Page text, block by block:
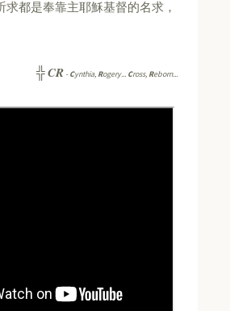
求都是奉靠主耶穌基督的名求，
╬CR -Cynthia, Rogery... Cross, Reborn...